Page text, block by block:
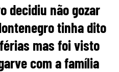
decidiu não gozar
tinha dito
mas foi visto
com a família